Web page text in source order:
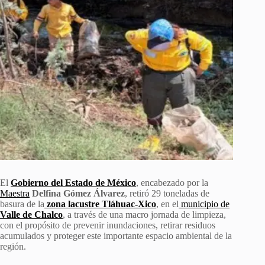
El Gobierno del Estado de México, encabezado por la
Maestra Delfina Gómez Álvarez, retiró 29 toneladas de
basura de la zona lacustre Tláhuac-Xico, en el municipio de
Valle de Chalco, a través de una macro jornada de limpieza,
con el propósito de prevenir inundaciones, retirar residuos
acumulados y proteger este importante espacio ambiental de la
región.